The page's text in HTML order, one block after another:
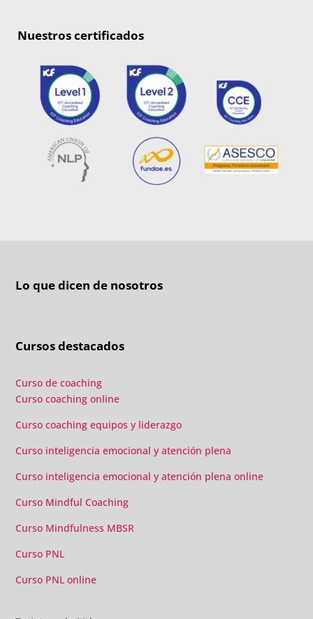
Nuestros certificados
Lo que dicen de nosotros
Cursos destacados
Curso de coaching
Curso coaching online
Curso coaching equipos y liderazgo
Curso inteligencia emocional y atención plena
Curso inteligencia emocional y atención plena online
Curso Mindful Coaching
Curso Mindfulness MBSR
Curso PNL
Curso PNL online